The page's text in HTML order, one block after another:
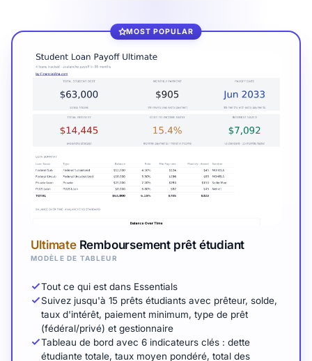
MOST POPULAR
UltimateRemboursement prêt étudiant
MODÈLE DE TABLEUR
Tout ce qui est dans Essentials
Suivez jusqu'à 15 prêts étudiants avec prêteur, solde,
taux d'intérêt, paiement minimum, type de prêt
(fédéral/privé) et gestionnaire
Tableau de bord avec 6 indicateurs clés : dette
étudiante totale, taux moyen pondéré, total des